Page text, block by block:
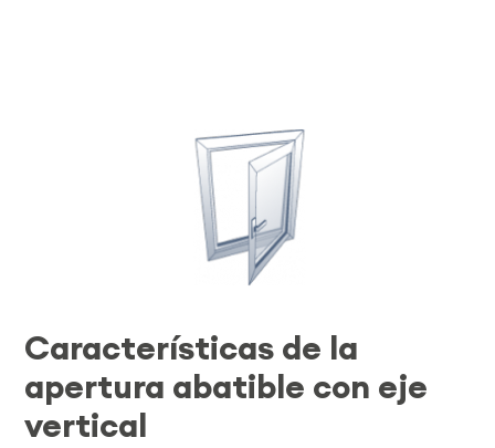
Características de la
apertura abatible con eje
vertical